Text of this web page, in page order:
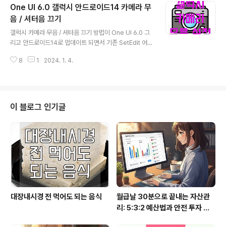
입니다. 산정 공식은 아래와 같습니다. | 기초연금 금액 금
액은 매년 년도별 달라집니다. 현재는 2023년 기준으로 2
024년 기준은 아직 등록되지 않았는데요. 아래 링크를 통
해 실시간으로 확인하실 수 있습니다. 2023년도 기준으로
라집니다. 예를 들어, 만 65세~74세 사이의 가구주 기준
One UI 6.0 갤럭시 안드로이드14 카메라 무
음 / 셔터음 끄기
갤럭시 카메라 무음 / 셔터음 끄기 방법이 One UI 6.0 그
리고 안드로이드14로 업데이트 되면서 기존 SetEdit 어플
없이 5분컷으로 설정하는 방법에 대해 알려드리겠습니다.
럭시 S22 Ultra 갤럭시탭 S9 / 갤럭시탭 S9+ / 갤럭시탭
S9 Ultra 갤럭시 A34 5G 갤럭시 A54 5G | 갤럭시 카
메라 무음 셔터음 끄기 설정 방법 1. 우선 기기의 설정을 해
야합니다. 설정 > 휴대전화 정보 > 소프트웨어 정보 > 빌
드부분을 연타하면..
8 1 2024. 1. 4.
이 블로그 인기글
대장내시경 전 먹어도 되는 음식
월급날 30분으로 끝내는 자산관
리: 5:3:2 예산법과 안전 투자 루